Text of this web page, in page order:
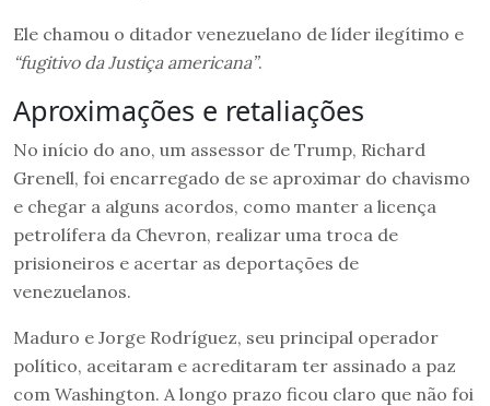
Ele chamou o ditador venezuelano de líder ilegítimo e
“fugitivo da Justiça americana”.
Aproximações e retaliações
No início do ano, um assessor de Trump, Richard
Grenell, foi encarregado de se aproximar do chavismo
e chegar a alguns acordos, como manter a licença
petrolífera da Chevron, realizar uma troca de
prisioneiros e acertar as deportações de
venezuelanos.
Maduro e Jorge Rodríguez, seu principal operador
político, aceitaram e acreditaram ter assinado a paz
com Washington. A longo prazo ficou claro que não foi